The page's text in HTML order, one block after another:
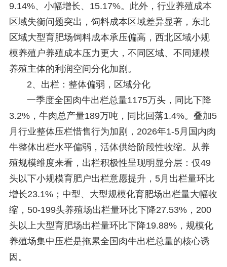
9.14%、小幅增长、15.17%。此外，行业养殖成本
区域失衡问题突出，饲料成本区域差异显著，东北
区域大型育肥场饲料成本承压偏高，西北区域小规
模养殖户养殖成本压力更大，不同区域、不同规模
养殖主体的利润空间分化加剧。
2、出栏：整体偏弱，区域分化
一季度全国肉牛出栏总量1175万头，同比下降
3.2%，牛肉总产量189万吨，同比回落1.4%。叠加5
月行业整体压栏惜售行为加剧，2026年1-5月国内肉
牛整体出栏水平偏弱，活体供给阶段性收缩。从养
殖规模维度来看，出栏积极性呈现明显分层：仅49
头以下小规模育肥户出栏意愿提升，5月出栏量环比
增长23.1%；中型、大型规模化育肥场出栏量大幅收
缩，50-199头养殖场出栏量环比下降27.53%，200
头以上大型育肥场出栏量环比下降19.88%，规模化
养殖场集中压栏是拖累全国肉牛出栏总量的核心诱
因。